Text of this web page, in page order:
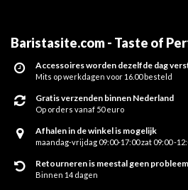
Baristasite.com - Taste of
Accessoires worden dezelfde dag
Mits op werkdagen voor 16.00 besteld
Gratis verzenden binnen Nederland
Op orders vanaf 50 euro
Afhalen in de winkel is mogelijk
maandag-vrijdag 09:00-17:00 zat 09:00 -
Retourneren is meestal geen probleem
Binnen 14 dagen